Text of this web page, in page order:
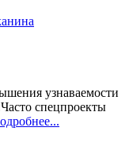
узнаваемости
спецпроекты